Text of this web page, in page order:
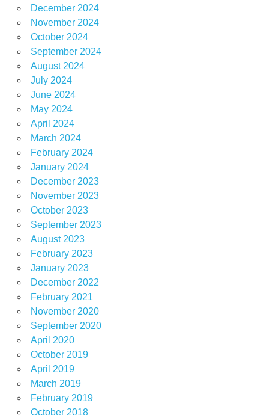
December 2024
November 2024
October 2024
September 2024
August 2024
July 2024
June 2024
May 2024
April 2024
March 2024
February 2024
January 2024
December 2023
November 2023
October 2023
September 2023
August 2023
February 2023
January 2023
December 2022
February 2021
November 2020
September 2020
April 2020
October 2019
April 2019
March 2019
February 2019
October 2018